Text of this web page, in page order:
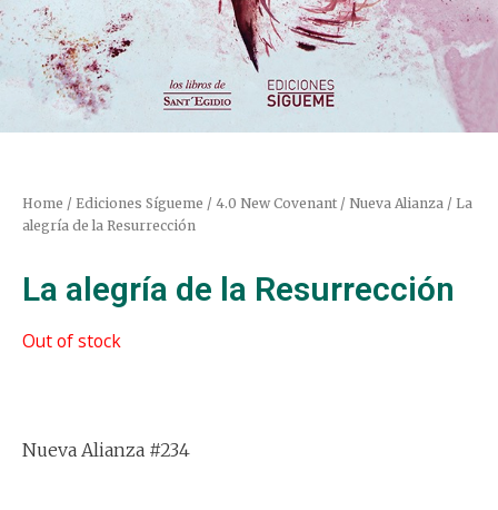
Home / Ediciones Sígueme / 4.0 New Covenant / Nueva Alianza / La
alegría de la Resurrección
La alegría de la Resurrección
Out of stock
Nueva Alianza #234